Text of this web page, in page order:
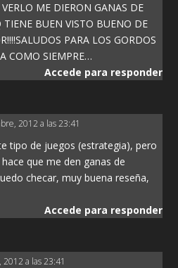
ME DIERON GANAS DE
TIENE BUEN VISTO BUENO DE
PARA LOS GORDOS
COMO SIEMPRE…
Accede para responder
2012 a las 23:41
tipo de juegos (estrategia), pero
que me den ganas de
checar, muy buena reseña,
Accede para responder
a las 23:41